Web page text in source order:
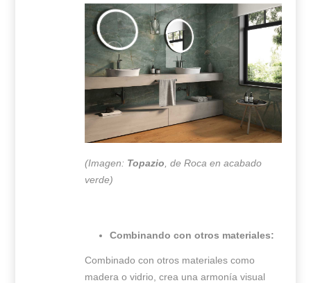
(Imagen: Topazio , de Roca en acabado
verde)
Combinando con otros materiales:
Combinado con otros materiales como
madera o vidrio, crea una armonía visual